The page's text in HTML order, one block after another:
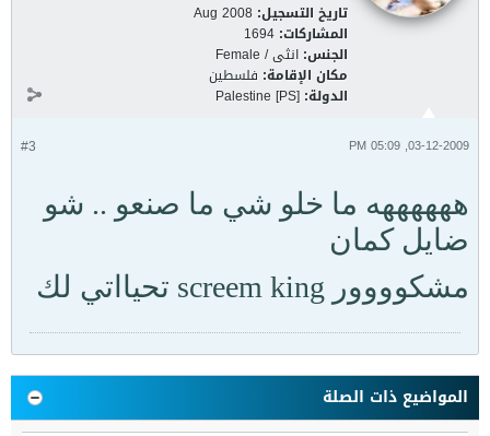
تاريخ التسجيل: Aug 2008
المشاركات: 1694
الجنس: انثى / Female
مكان الإقامة: فلسطين
الدولة: Palestine [PS]
#3 03-12-2009, 05:09 PM
ههههههه ما خلو شي ما صنعو .. شو
ضايل كمان
مشكوووور screem king تحيااتي لك
المواضيع ذات الصلة